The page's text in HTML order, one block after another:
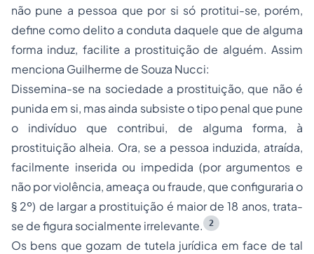
não pune a pessoa que por si só protitui-se, porém,
define como delito a conduta daquele que de alguma
forma induz, facilite a prostituição de alguém. Assim
menciona Guilherme de Souza Nucci:
Dissemina-se na sociedade a prostituição, que não é
punida em si, mas ainda subsiste o tipo penal que pune
o indivíduo que contribui, de alguma forma, à
prostituição alheia. Ora, se a pessoa induzida, atraída,
facilmente inserida ou impedida (por argumentos e
não por violência, ameaça ou fraude, que configuraria o
§ 2º) de largar a prostituição é maior de 18 anos, trata-
se de figura socialmente irrelevante.
2
Os bens que gozam de tutela jurídica em face de tal